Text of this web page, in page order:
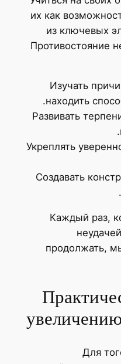
их как
из ключевых
Противостояние
Изучать
находить
Развивать
Укреплять
Создавать
Каждый раз,
продолжать,
Для